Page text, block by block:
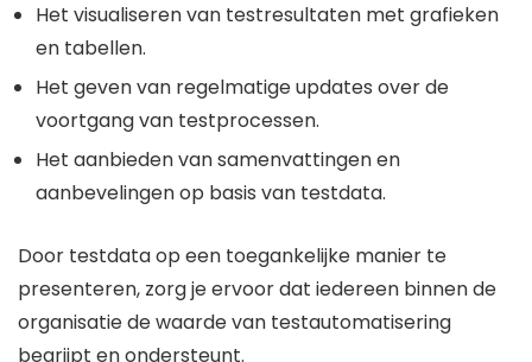
Het visualiseren van testresultaten met grafieken
en tabellen.
Het geven van regelmatige updates over de
voortgang van testprocessen.
Het aanbieden van samenvattingen en
aanbevelingen op basis van testdata.
Door testdata op een toegankelijke manier te
presenteren, zorg je ervoor dat iedereen binnen de
organisatie de waarde van testautomatisering
begrijpt en ondersteunt.